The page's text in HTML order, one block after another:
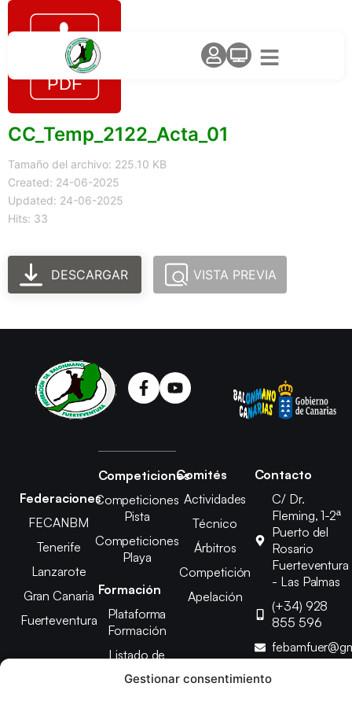
Gestionar consentimiento
CC_Temp_2122_Acta_01
Tamaño del archivo: 225.10 KB
Created: 24-06-2025
Updated: 24-06-2025
Hits: 33
DESCARGAR VISTA PREVIA
Federaciones
FECANBM
Tenerife
Lanzarote
Gran Canaria
Fuerteventura
Competiciones
Competiciones
Pista
Competiciones
Playa
Formación
Plataforma
Formación
Listado de
Cursos
Comités
Actividades
Técnico
Árbitros
Competición
Apelación
Contacto
C/ Dr.
Fleming, 1-2ª
Puerto del
Rosario
Fuerteventura
- Las Palmas
(+34) 928
855 596